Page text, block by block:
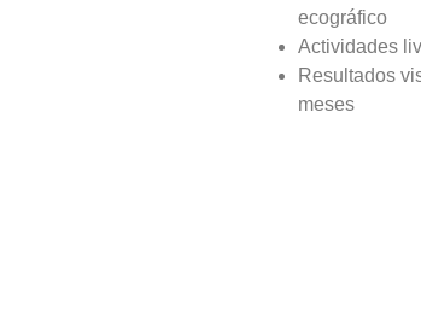
ecográfico
Actividades
Resultados
meses